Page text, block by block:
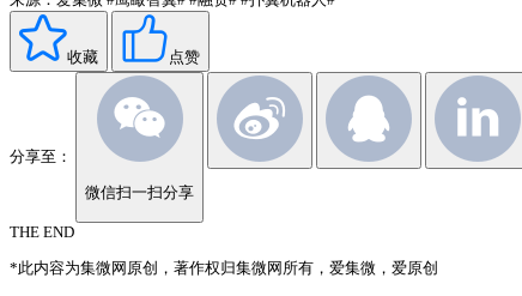
收藏 点赞
分享至：
微信扫一扫分享
THE END
*此内容为集微网原创，著作权归集微网所有，爱集微，爱原创